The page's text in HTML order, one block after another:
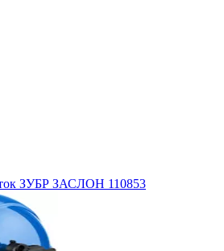
ЗУБР ЗАСЛОН 110853